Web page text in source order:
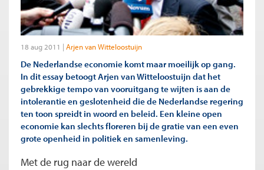
18 aug 2011 Arjen van Witteloostuijn
De Nederlandse economie komt maar moeilijk op gang.
In dit essay betoogt Arjen van Witteloostuijn dat het
gebrekkige tempo van vooruitgang te wijten is aan de
intolerantie en geslotenheid die de Nederlandse regering
ten toon spreidt in woord en beleid. Een kleine open
economie kan slechts floreren bij de gratie van een even
grote openheid in politiek en samenleving.
Met de rug naar de wereld